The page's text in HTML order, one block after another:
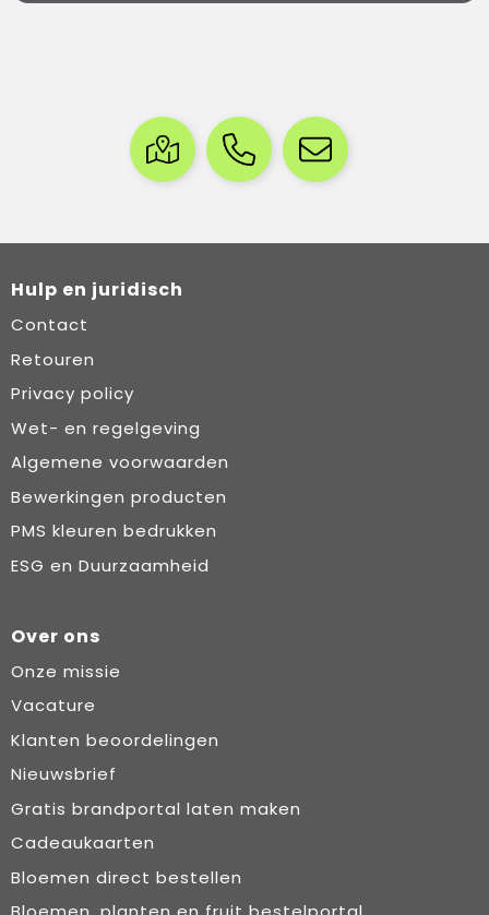
Hulp en juridisch
Contact
Retouren
Privacy policy
Wet- en regelgeving
Algemene voorwaarden
Bewerkingen producten
PMS kleuren bedrukken
ESG en Duurzaamheid
Over ons
Onze missie
Vacature
Klanten beoordelingen
Nieuwsbrief
Gratis brandportal laten maken
Cadeaukaarten
Bloemen direct bestellen